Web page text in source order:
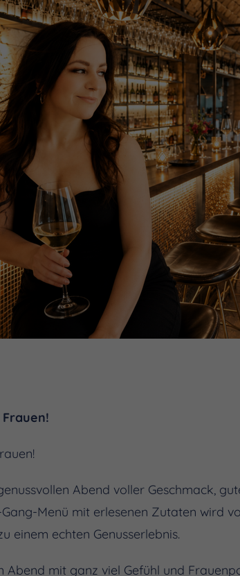
Abend voller Geschmack,
Menü mit erlesenen Zutaten wird
einem echten Genusserlebnis.
Abend mit ganz viel Gefühl und